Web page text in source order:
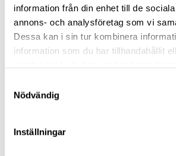
information från din enhet till de
annons- och analysföretag som vi
Dessa kan i sin tur kombinera
information som du har tillhandahållit
Nödvändig
Inställningar